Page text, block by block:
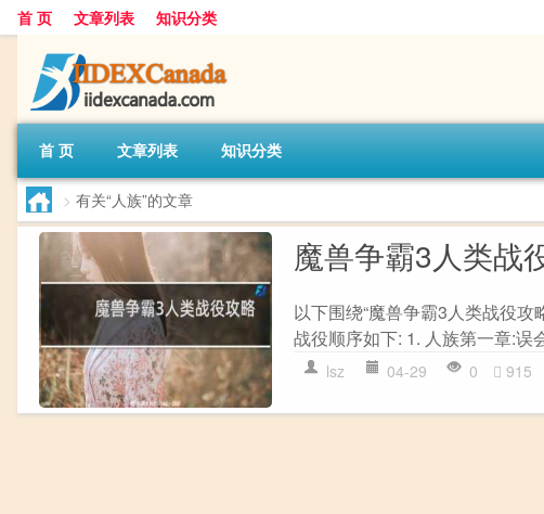
首 页 文章列表 知识分类
首 页 文章列表 知识分类
> 有关“人族”的文章
魔兽争霸3人类战
以下围绕“魔兽争霸3人类战役
战役顺序如下: 1. 人族第一章:误
lsz 04-29 0 915